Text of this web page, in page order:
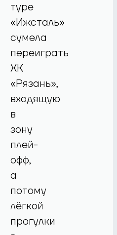
туре
«Ижсталь»
сумела
переиграть
ХК
«Рязань»,
входящую
в
зону
плей-
офф,
а
потому
лёгкой
прогулки